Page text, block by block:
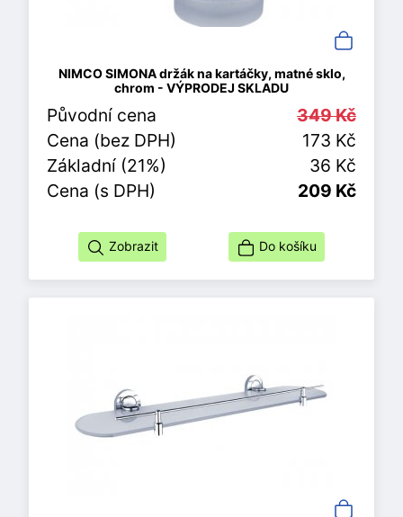
NIMCO SIMONA držák na kartáčky, matné sklo,
chrom - VÝPRODEJ SKLADU
Původní cena
349 Kč
Cena (bez DPH)
173 Kč
Základní (21%)
36 Kč
Cena (s DPH)
209 Kč
Zobrazit Do košíku